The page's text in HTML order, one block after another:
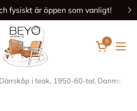
fysiskt är öppen som vanligt!
Öppna
0
Dörrskåp i teak, 1950-60-tal, Danmark